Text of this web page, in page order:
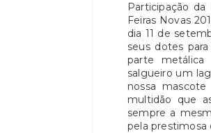
Participação
Feiras Novas
dia 11 de
seus dotes
parte metálica
salgueiro um
nossa
multidão que
sempre a
pela prestimosa